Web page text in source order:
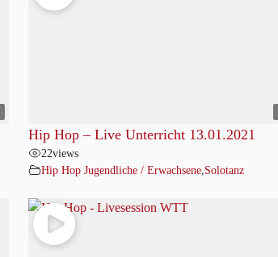
Hip Hop – Live Unterricht 13.01.2021
22views
Hip Hop Jugendliche / Erwachsene, Solotanz